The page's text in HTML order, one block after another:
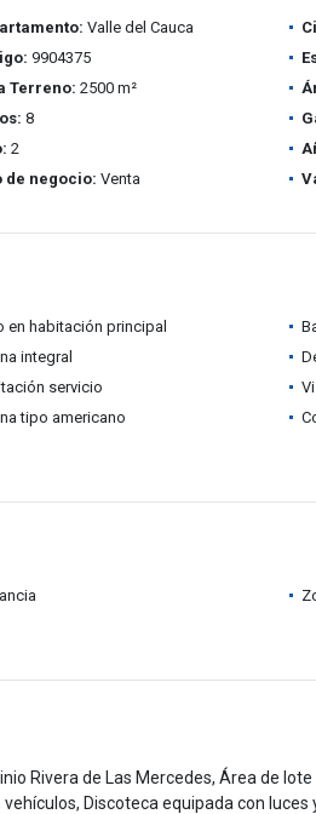
Valle del Cauca
9904375
Terreno: 2500 m²
8
2
de negocio: Venta
en habitación principal
integral
servicio
tipo americano
Rivera de Las Mercedes, Área de
Discoteca equipada con